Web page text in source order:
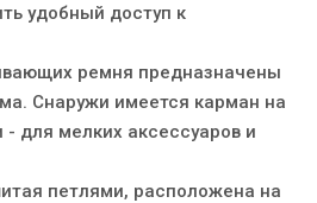
удобный доступ к
ремня предназначены
Снаружи имеется карман на
для мелких аксессуаров и
петлями, расположена на